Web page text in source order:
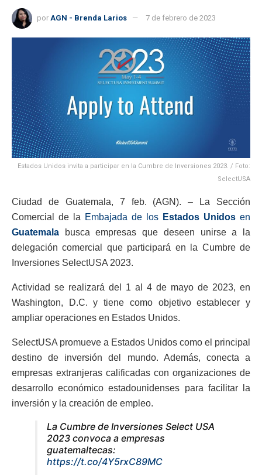
por AGN - Brenda Larios 7 de febrero de 2023
Estados Unidos invita a participar en la Cumbre de Inversiones 2023. / Foto:
SelectUSA
Ciudad de Guatemala, 7 feb. (AGN). – La Sección
Comercial de la Embajada de los Estados Unidos en
Guatemala busca empresas que deseen unirse a la
delegación comercial que participará en la Cumbre de
Inversiones SelectUSA 2023.
Actividad se realizará del 1 al 4 de mayo de 2023, en
Washington, D.C. y tiene como objetivo establecer y
ampliar operaciones en Estados Unidos.
SelectUSA promueve a Estados Unidos como el principal
destino de inversión del mundo. Además, conecta a
empresas extranjeras calificadas con organizaciones de
desarrollo económico estadounidenses para facilitar la
inversión y la creación de empleo.
La Cumbre de Inversiones Select USA
2023 convoca a empresas
guatemaltecas:
https://t.co/4Y5rxC89MC